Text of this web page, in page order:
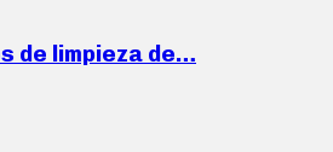
de limpieza de…